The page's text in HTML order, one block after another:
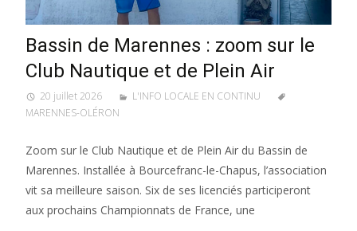
Bassin de Marennes : zoom sur le
Club Nautique et de Plein Air
20 juillet 2026
L'INFO LOCALE EN CONTINU
MARENNES-OLÉRON
Zoom sur le Club Nautique et de Plein Air du Bassin de
Marennes. Installée à Bourcefranc-le-Chapus, l’association
vit sa meilleure saison. Six de ses licenciés participeront
aux prochains Championnats de France, une